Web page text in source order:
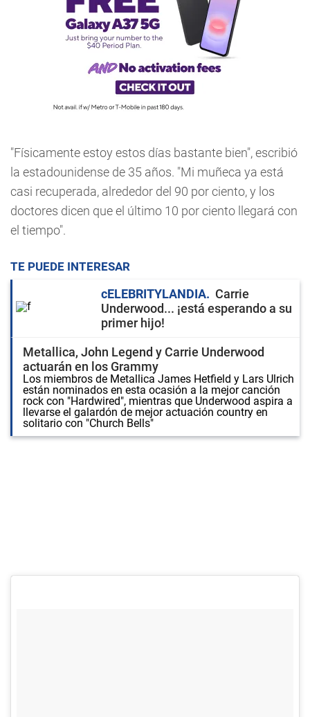
"Físicamente estoy estos días bastante bien", escribió
la estadounidense de 35 años. "Mi muñeca ya está
casi recuperada, alrededor del 90 por ciento, y los
doctores dicen que el último 10 por ciento llegará con
el tiempo".
TE PUEDE INTERESAR
cELEBRITYLANDIA
Carrie
Underwood... ¡está esperando a su
primer hijo!
Metallica, John Legend y Carrie Underwood
actuarán en los Grammy
Los miembros de Metallica James Hetfield y Lars Ulrich
están nominados en esta ocasión a la mejor canción
rock con "Hardwired", mientras que Underwood aspira a
llevarse el galardón de mejor actuación country en
solitario con "Church Bells"